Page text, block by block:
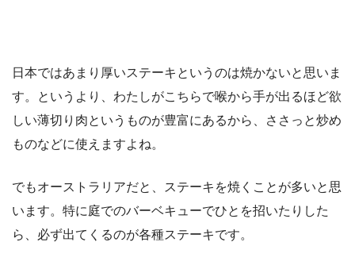
日本ではあまり厚いステーキというのは焼かないと思いま
す。というより、わたしがこちらで喉から手が出るほど欲
しい薄切り肉というものが豊富にあるから、ささっと炒め
ものなどに使えますよね。
でもオーストラリアだと、ステーキを焼くことが多いと思
います。特に庭でのバーベキューでひとを招いたりした
ら、必ず出てくるのが各種ステーキです。